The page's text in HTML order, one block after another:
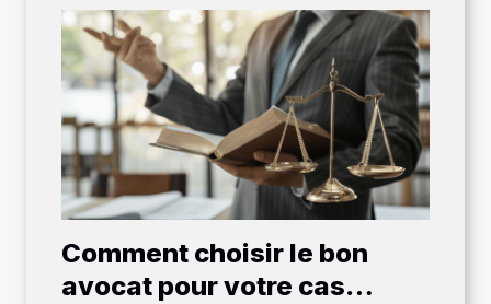
Comment choisir le bon
avocat pour votre cas